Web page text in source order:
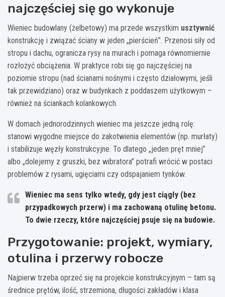
najczęściej się go wykonuje
Wieniec budowlany (żelbetowy) ma przede wszystkim usztywnić
konstrukcję i związać ściany w jeden „pierścień”. Przenosi siły od
stropu i dachu, ogranicza rysy na murach i pomaga równomiernie
rozłożyć obciążenia. W praktyce robi się go najczęściej na
poziomie stropu (nad ścianami nośnymi i często działowymi, jeśli
tak przewidziano) oraz w budynkach z poddaszem użytkowym –
również na ściankach kolankowych.
W domach jednorodzinnych wieniec ma jeszcze jedną rolę:
stanowi wygodne miejsce do zakotwienia elementów (np. murłaty)
i stabilizuje węzły konstrukcyjne. To dlatego „jeden pręt mniej”
albo „dolejemy z gruszki, bez wibratora” potrafi wrócić w postaci
problemów z rysami, ugięciami czy odspajaniem tynków.
Wieniec ma sens tylko wtedy, gdy jest ciągły (bez
przypadkowych przerw) i ma zachowaną otulinę betonu.
To dwie rzeczy, które najczęściej psuje się na budowie.
Przygotowanie: projekt, wymiary,
otulina i przerwy robocze
Najpierw trzeba oprzeć się na projekcie konstrukcyjnym – tam są
średnice prętów, ilość, strzemiona, długości zakładów i klasa